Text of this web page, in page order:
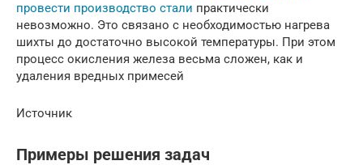
провести производство стали практически
невозможно. Это связано с необходимостью нагрева
шихты до достаточно высокой температуры. При этом
процесс окисления железа весьма сложен, как и
удаления вредных примесей
Источник
Примеры решения задач